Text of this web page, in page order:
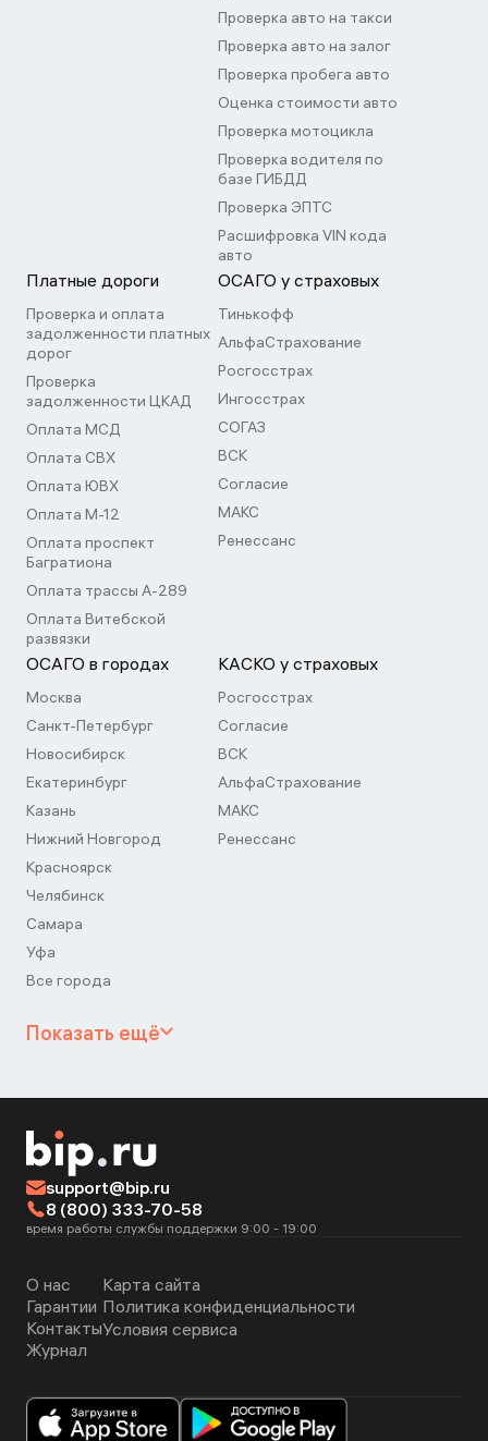
Проверка авто на такси
Проверка авто на залог
Проверка пробега авто
Оценка стоимости авто
Проверка мотоцикла
Проверка водителя по
базе ГИБДД
Проверка ЭПТС
Расшифровка VIN кода
авто
Платные дороги
Проверка и оплата
задолженности платных
дорог
Проверка
задолженности ЦКАД
Оплата МСД
Оплата СВХ
Оплата ЮВХ
Оплата М-12
Оплата проспект
Багратиона
Оплата трассы А-289
Оплата Витебской
развязки
ОСАГО у страховых
Тинькофф
АльфаСтрахование
Росгосстрах
Ингосстрах
СОГАЗ
ВСК
Согласие
МАКС
Ренессанс
ОСАГО в городах
Москва
Санкт-Петербург
Новосибирск
Екатеринбург
Казань
Нижний Новгород
Красноярск
Челябинск
Самара
Уфа
Все города
КАСКО у страховых
Росгосстрах
Согласие
ВСК
АльфаСтрахование
МАКС
Ренессанс
Показать ещё
support@bip.ru
8 (800) 333-70-58
время работы службы поддержки 9:00 - 19:00
О нас
Гарантии
Контакты
Журнал
Карта сайта
Политика конфиденциальности
Условия сервиса